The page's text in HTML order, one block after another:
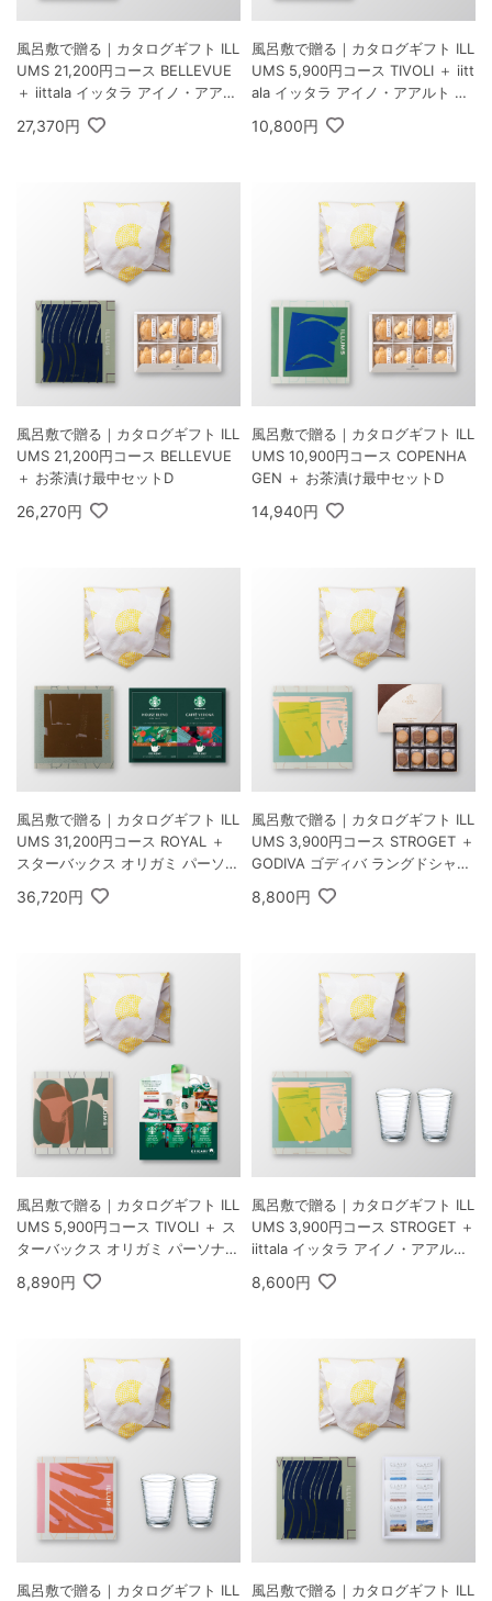
風呂敷で贈る｜カタログギフト ILL
UMS 21,200円コース BELLEVUE
＋ iittala イッタラ アイノ・アアル
ト ハイボール ペア クリア
27,370円
風呂敷で贈る｜カタログギフト ILL
UMS 5,900円コース TIVOLI ＋ iitt
ala イッタラ アイノ・アアルト ハ
イボール ペア クリア
10,800円
風呂敷で贈る｜カタログギフト ILL
UMS 21,200円コース BELLEVUE
＋ お茶漬け最中セットD
26,270円
風呂敷で贈る｜カタログギフト ILL
UMS 10,900円コース COPENHA
GEN ＋ お茶漬け最中セットD
14,940円
風呂敷で贈る｜カタログギフト ILL
UMS 31,200円コース ROYAL ＋
スターバックス オリガミ パーソナ
ルドリップ コーヒーギフトB
36,720円
風呂敷で贈る｜カタログギフト ILL
UMS 3,900円コース STROGET ＋
GODIVA ゴディバ ラングドシャク
ッキーアソートメント 30枚入
8,800円
風呂敷で贈る｜カタログギフト ILL
UMS 5,900円コース TIVOLI ＋ ス
ターバックス オリガミ パーソナル
ドリップ コーヒーギフトA
8,890円
風呂敷で贈る｜カタログギフト ILL
UMS 3,900円コース STROGET ＋
iittala イッタラ アイノ・アアルト
ハイボール ペア クリア
8,600円
風呂敷で贈る｜カタログギフト ILL
風呂敷で贈る｜カタログギフト ILL